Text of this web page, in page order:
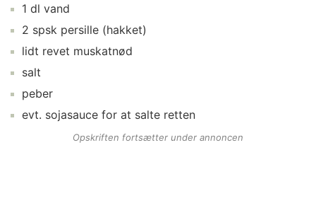
1 dl vand
2 spsk persille (hakket)
lidt revet muskatnød
salt
peber
evt. sojasauce for at salte retten
Opskriften fortsætter under annoncen